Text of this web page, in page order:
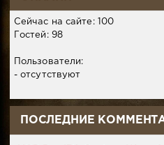
Сейчас на сайте: 100
Гостей: 98
Пользователи:
- отсутствуют
ПОСЛЕДНИЕ